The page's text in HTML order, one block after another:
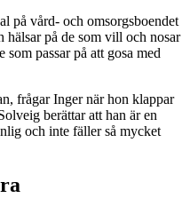
på vård- och omsorgsboendet
hälsar på de som vill och nosar
passar på att gosa med
frågar Inger när hon klappar
berättar att han är en
och inte fäller så mycket